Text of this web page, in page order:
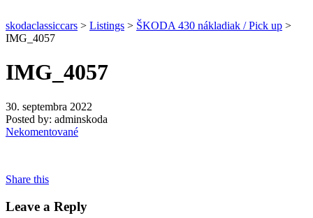
skodaclassiccars > Listings > ŠKODA 430 nákladiak / Pick up >
IMG_4057
IMG_4057
30. septembra 2022
Posted by: adminskoda
Nekomentované
Share this
Leave a Reply